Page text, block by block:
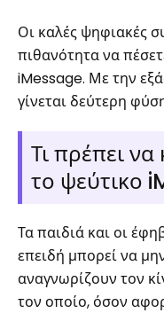
Οι καλές ψηφιακές
πιθανότητα να
iMessage. Με την
γίνεται δεύτερη
Τι πρέπει να
το ψεύτικο
Τα παιδιά και οι
επειδή μπορεί να
αναγνωρίζουν τον
τον οποίο, όσον